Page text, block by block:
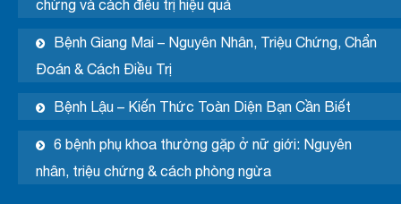
chứng và cách điều trị hiệu quả
Bệnh Giang Mai – Nguyên Nhân, Triệu Chứng, Chẩn
Đoán & Cách Điều Trị
Bệnh Lậu – Kiến Thức Toàn Diện Bạn Cần Biết
6 bệnh phụ khoa thường gặp ở nữ giới: Nguyên
nhân, triệu chứng & cách phòng ngừa